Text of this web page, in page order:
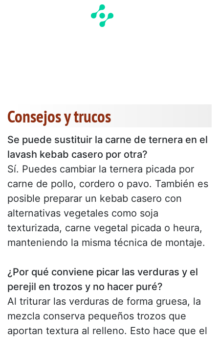
Consejos y trucos
Se puede sustituir la carne de ternera en el
lavash kebab casero por otra?
Sí. Puedes cambiar la ternera picada por
carne de pollo, cordero o pavo. También es
posible preparar un kebab casero con
alternativas vegetales como soja
texturizada, carne vegetal picada o heura,
manteniendo la misma técnica de montaje.
¿Por qué conviene picar las verduras y el
perejil en trozos y no hacer puré?
Al triturar las verduras de forma gruesa, la
mezcla conserva pequeños trozos que
aportan textura al relleno. Esto hace que el